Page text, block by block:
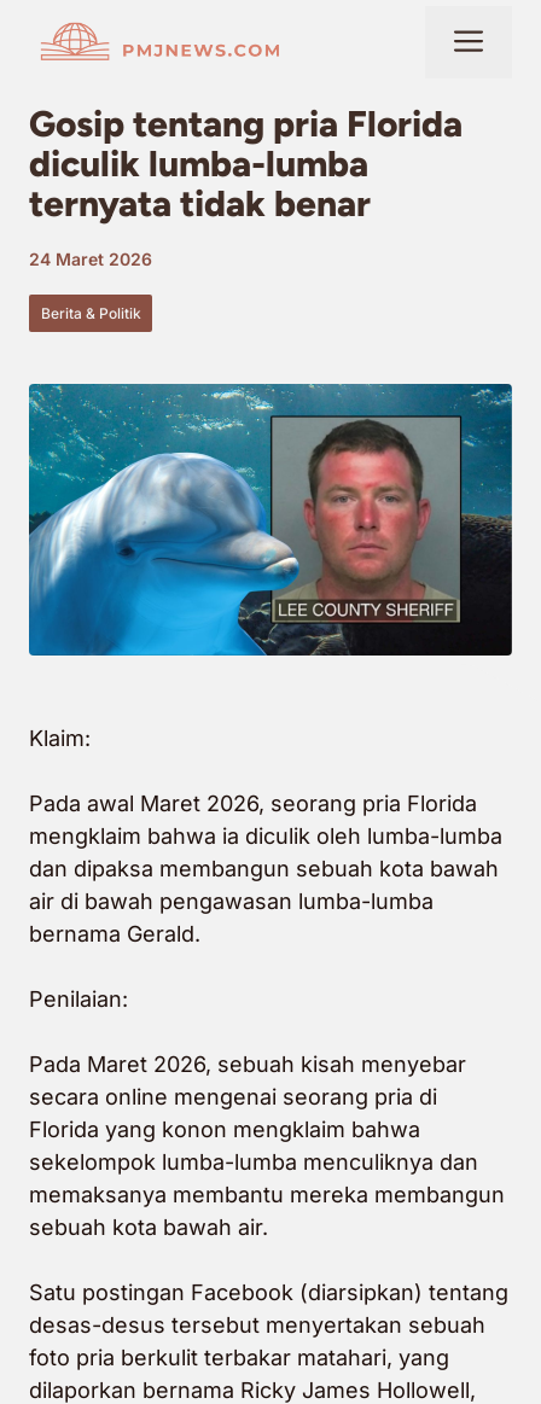
Gosip tentang pria Florida
diculik lumba-lumba
ternyata tidak benar
24 Maret 2026
Berita & Politik
Klaim:
Pada awal Maret 2026, seorang pria Florida
mengklaim bahwa ia diculik oleh lumba-lumba
dan dipaksa membangun sebuah kota bawah
air di bawah pengawasan lumba-lumba
bernama Gerald.
Penilaian:
Pada Maret 2026, sebuah kisah menyebar
secara online mengenai seorang pria di
Florida yang konon mengklaim bahwa
sekelompok lumba-lumba menculiknya dan
memaksanya membantu mereka membangun
sebuah kota bawah air.
Satu postingan Facebook (diarsipkan) tentang
desas-desus tersebut menyertakan sebuah
foto pria berkulit terbakar matahari, yang
dilaporkan bernama Ricky James Hollowell,